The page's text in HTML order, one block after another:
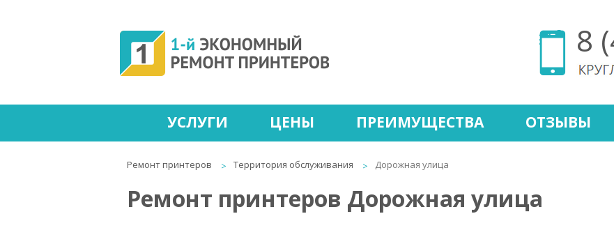
8
УСЛУГИ ЦЕНЫ ПРЕИМУЩЕСТВА ОТЗЫВЫ
Ремонт принтеров Территория обслуживания Дорожная улица
Ремонт принтеров Дорожная улица